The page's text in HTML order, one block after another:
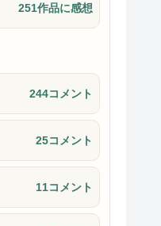
251作品に感想
244コメント
25コメント
11コメント